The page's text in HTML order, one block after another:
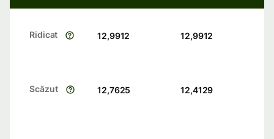
Ridicat 12,9912 12,9912
Scăzut 12,7625 12,4129